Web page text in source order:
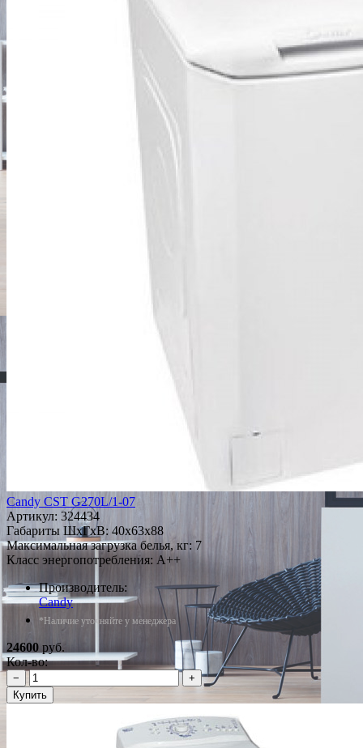
Candy CST G270L/1-07
Артикул: 324434
Габариты ШxГxВ: 40x63x88
Максимальная загрузка белья, кг: 7
Класс энергопотребления: A++
Производитель:
Candy
*Наличие уточняйте у менеджера
24600 руб.
Кол-во:
−
+
Купить